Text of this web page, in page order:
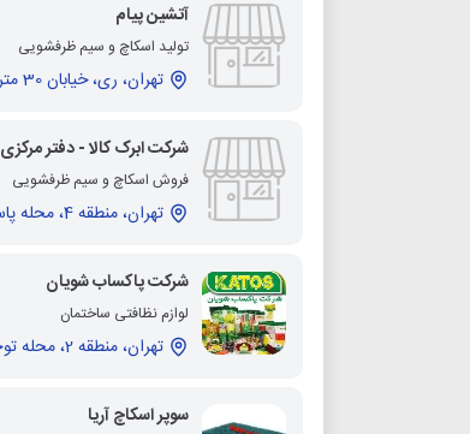
آتشین پیام
تولید اسکاچ و سیم ظرفشویی
تهران، ری، خیابان 30 متری امام خمینی
شرکت ابرک کالا - دفتر مرکزی
فروش اسکاچ و سیم ظرفشویی
تهران، منطقه 4، محله پاسداران - ضرابخانه، پاسداران
شرکت پاکساب شویان
لوازم نظافتی ساختمان
تهران، منطقه 2، محله توحید، خیابان آزادی
سوپر اسکاچ آریا